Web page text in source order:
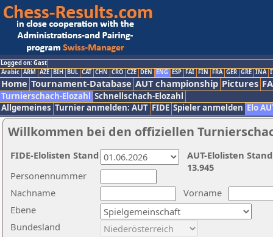
Logged on: Gast
Arabic ARM AZE BIH BUL CAT CHN CRO CZE DEN ENG ESP FAI FIN FRA GER GRE INA
Home Tournament-Database AUT championship Pictures
Turnierschach-Elozahl Schnellschach-Elozahl
Allgemeines Turnier anmelden: AUT FIDE Spieler anmelden Elo
Willkommen bei den offiziellen
Nachname
Vorname
Ebene
Personennummer
Bundesland
AUT-Elolisten
13.945
FIDE-Elolisten Stand